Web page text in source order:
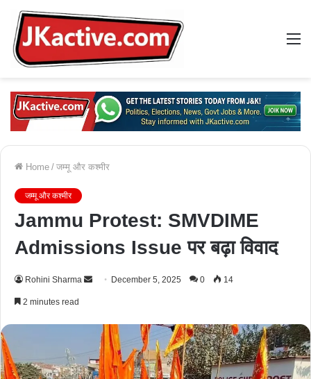
Home / जम्मू और कश्मीर
जम्मू और कश्मीर
Jammu Protest: SMVDIME
Admissions Issue पर बढ़ा विवाद
Rohini Sharma
n
December 5, 2025 0 14
2 minutes read